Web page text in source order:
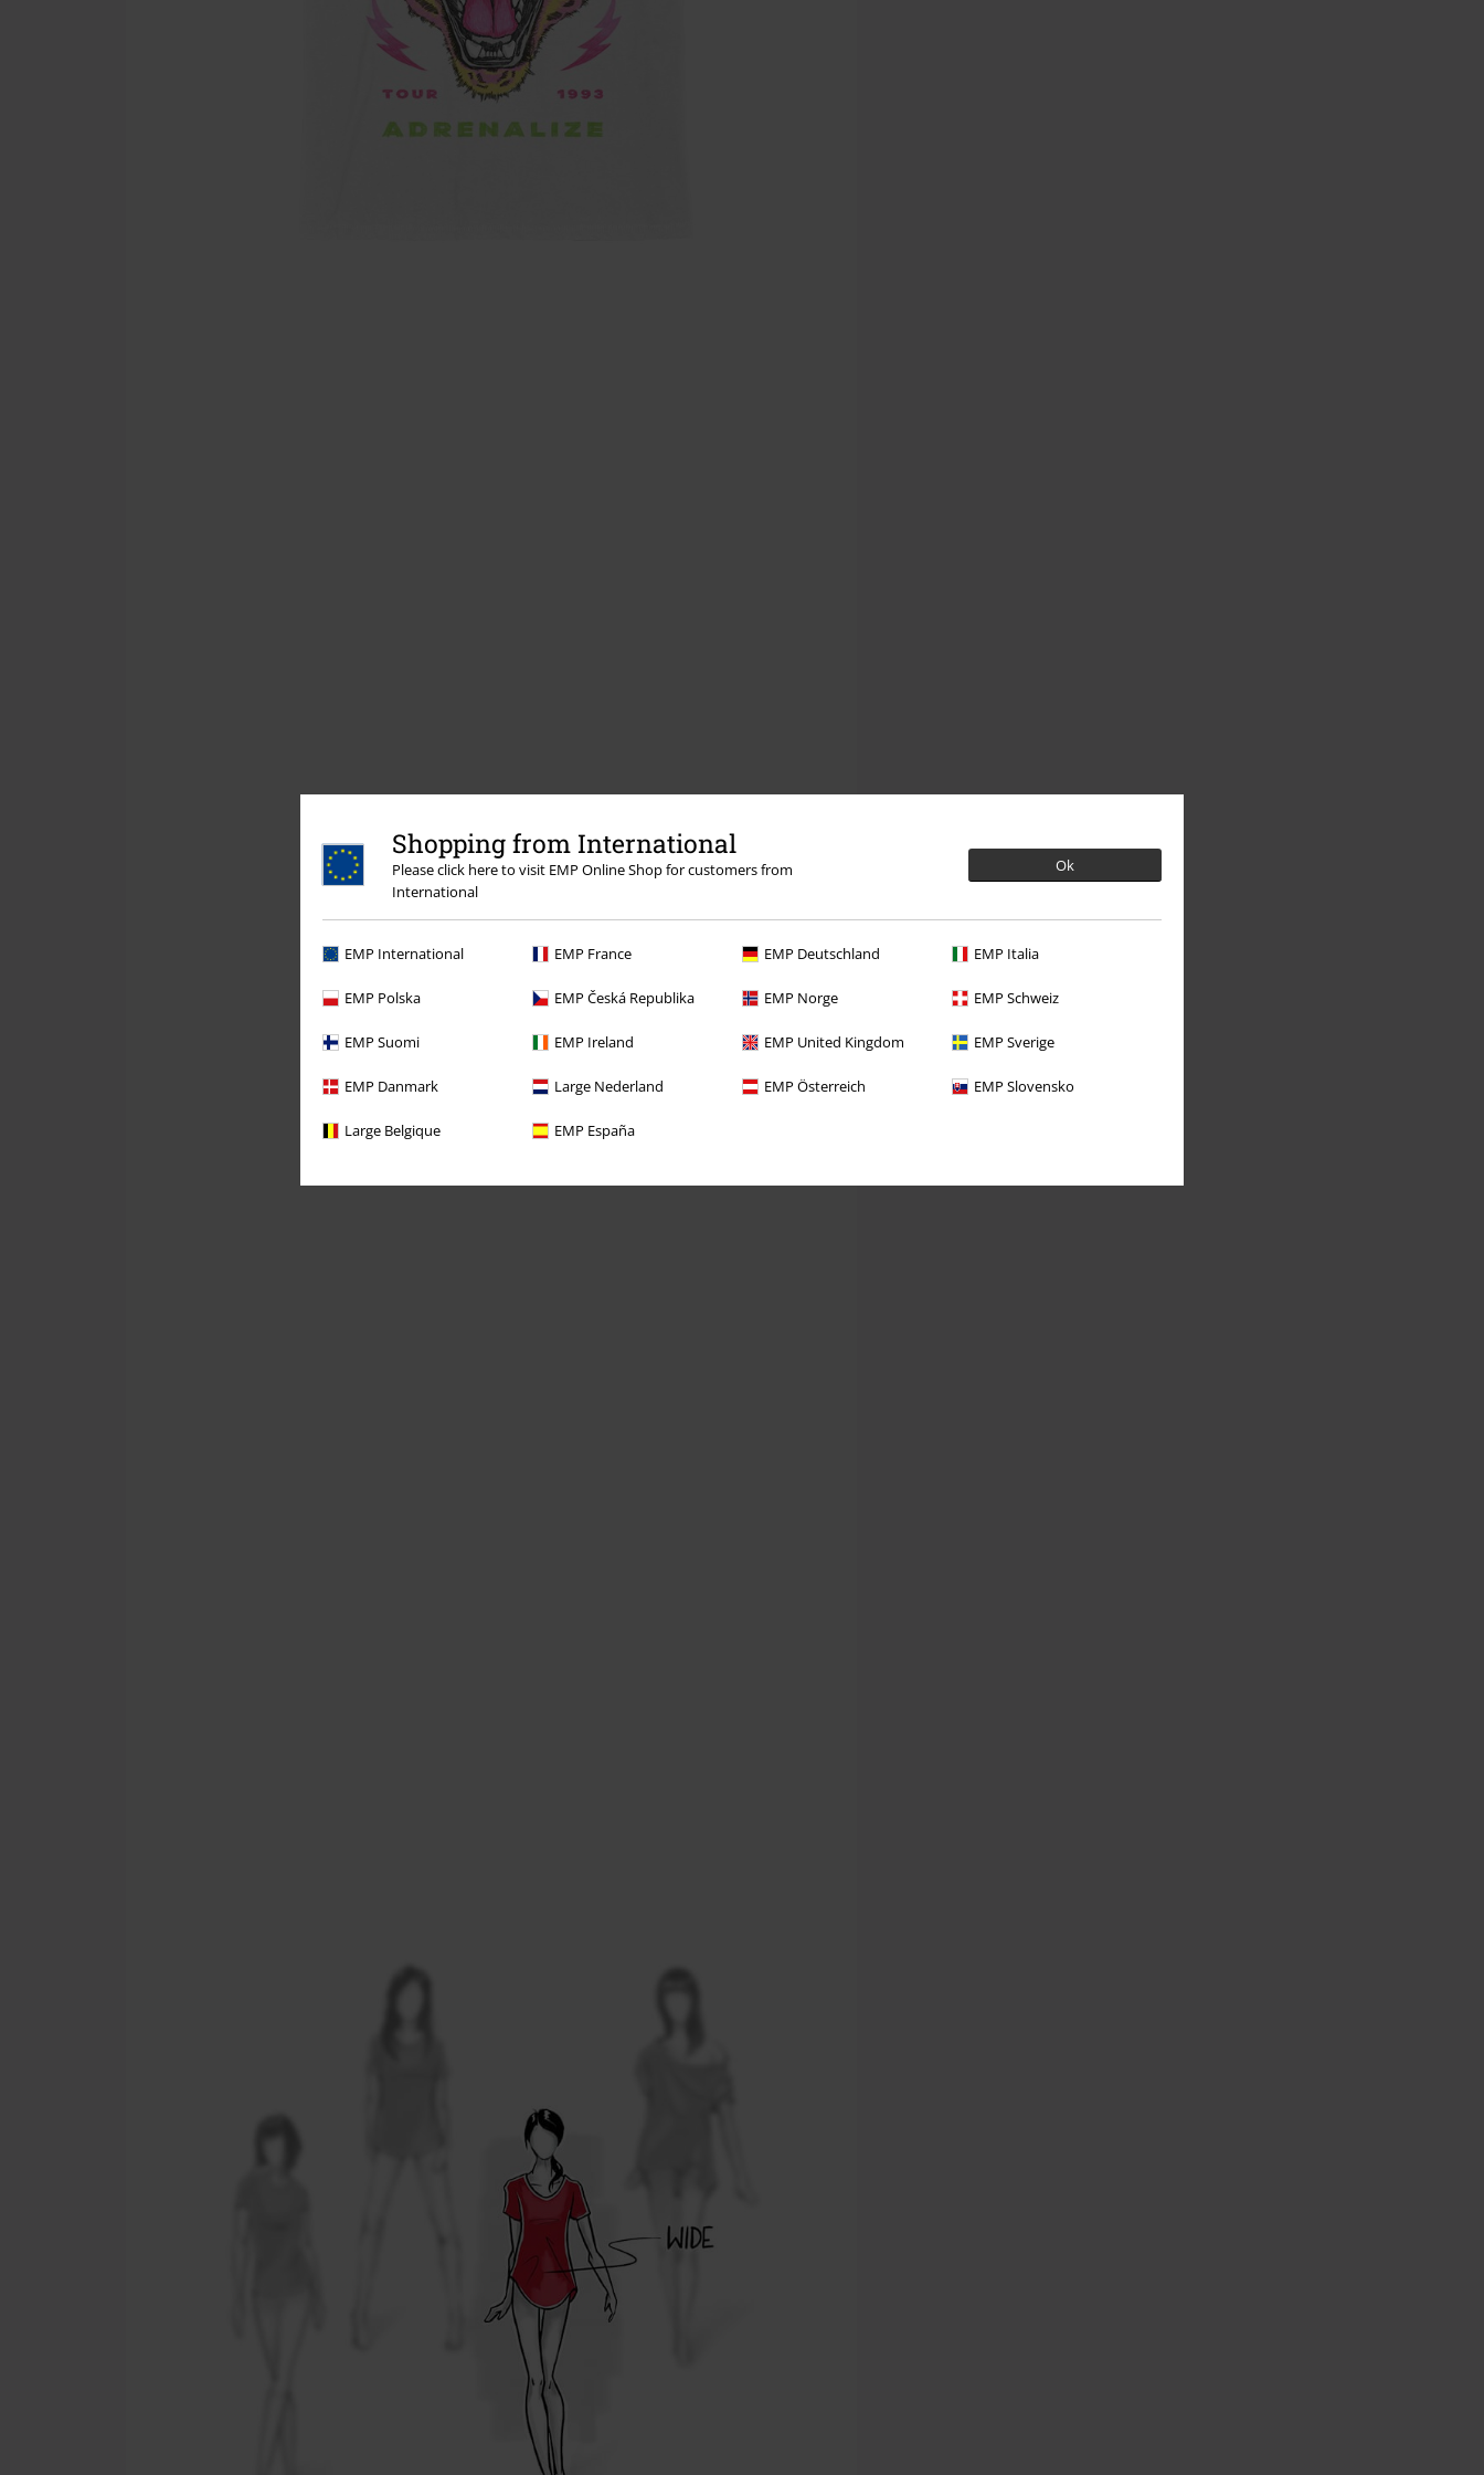
Shopping from International
Please click here to visit EMP Online Shop for customers from
International
Ok
EMP International EMP France EMP Deutschland EMP Italia
EMP Polska EMP Česká Republika EMP Norge EMP Schweiz
EMP Suomi EMP Ireland EMP United Kingdom EMP Sverige
EMP Danmark Large Nederland EMP Österreich EMP Slovensko
Large Belgique EMP España